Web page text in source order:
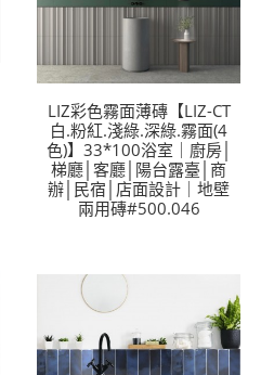
LIZ彩色霧面薄磚【LIZ-CT
白.粉紅.淺綠.深綠.霧面(4
色)】33*100浴室｜廚房│
梯廳│客廳│陽台露臺│商
辦│民宿│店面設計｜地壁
兩用磚#500.046